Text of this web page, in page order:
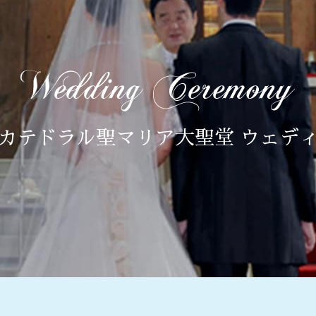
テドラル聖マリア大聖堂 ウェデ